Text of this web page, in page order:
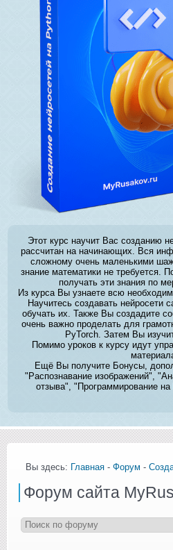
Этот курс научит Вас созданию
рассчитан на начинающих. Вся
сложному очень маленькими
знание математики не требуется.
получать эти знания по
Из курса Вы узнаете всю
Научитесь создавать нейросети
обучать их. Также Вы создадите
очень важно проделать для
PyTorch. Затем Вы
Помимо уроков к курсу идут
Ещё Вы получите Бонусы,
"Распознавание изображений",
отзыва", "Программирование
Вы здесь: Главная - Форум -
Форум сайта